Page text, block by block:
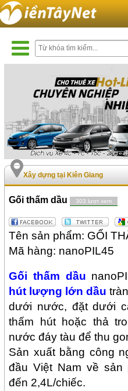
Xây dựng tại Kiên Giang
Gối thấm dầu 303 lượt xem
Tên sản phẩm: GỐI
Mã hàng: nanoPIL45
Gối thấm dầu
hút lượng lớn dầu
dưới nước, đặt dưới
thấm hút hoặc thả
nước đáy tàu để thu
Sản xuất bằng công
đầu Việt Nam về sản
đến 2,4L/chiếc.